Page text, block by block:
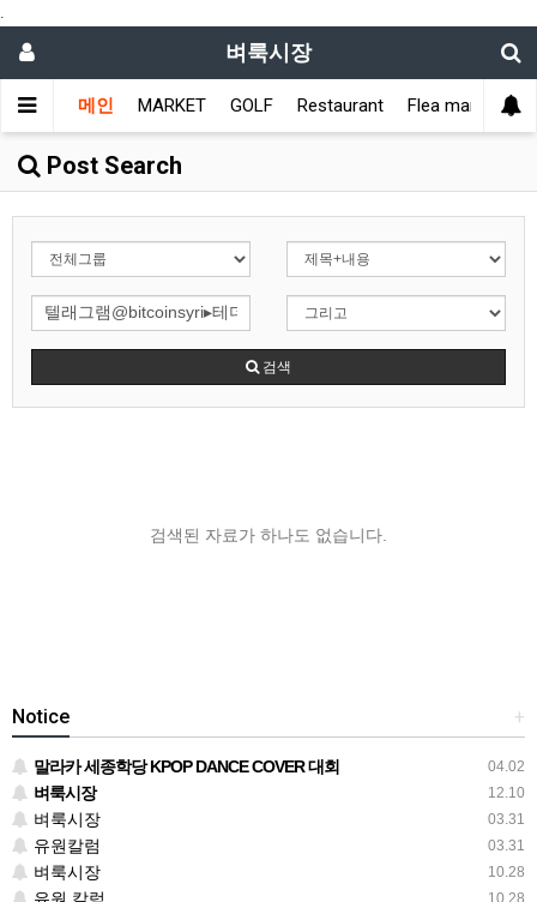
.
벼룩시장
메인 MARKET GOLF Restaurant Flea market
Post Search
검색
검색된 자료가 하나도 없습니다.
+
Notice
04.02
말라카 세종학당 KPOP DANCE COVER 대회
12.10
벼룩시장
03.31
벼룩시장
03.31
유원칼럼
10.28
벼룩시장
10.28